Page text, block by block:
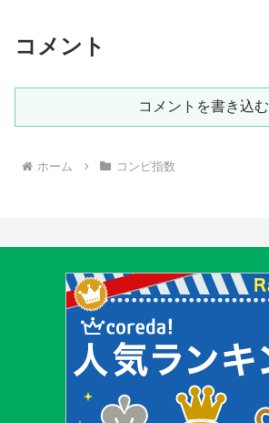
コメント
コメントを書き込む
ホーム コンピ指数